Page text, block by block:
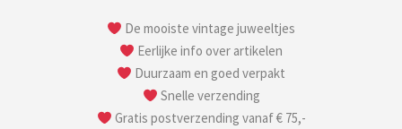
De mooiste vintage juweeltjes
Eerlijke info over artikelen
Duurzaam en goed verpakt
Snelle verzending
Gratis postverzending vanaf € 75,-